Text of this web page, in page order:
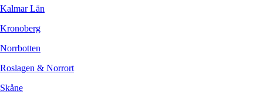
Kalmar Län
Kronoberg
Norrbotten
Roslagen & Norrort
Skåne